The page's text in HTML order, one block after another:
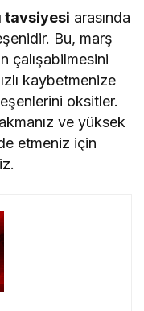
tavsiyesi arasında
Bu, marş
çalışabilmesini
kaybetmenize
oksitler.
ve yüksek
etmeniz için